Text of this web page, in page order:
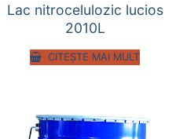
Lac nitrocelulozic lucios
2010L
CITEȘTE MAI MULT